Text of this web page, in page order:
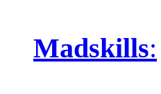
Madskills: